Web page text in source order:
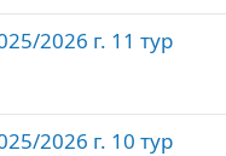
2026 г. 11 тур
2026 г. 10 тур